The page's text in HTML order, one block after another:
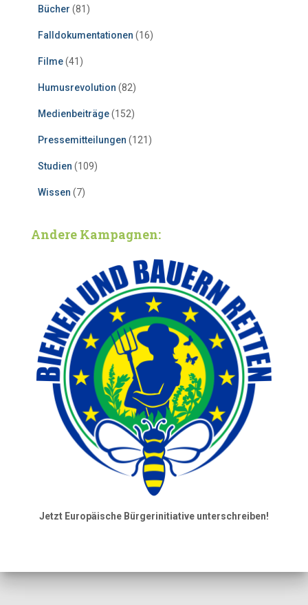
Bücher (81)
Falldokumentationen (16)
Filme(41)
Humusrevolution (82)
Medienbeiträge(152)
Pressemitteilungen (121)
Studien (109)
Wissen (7)
Andere Kampagnen:
Jetzt Europäische Bürgerinitiative unterschreiben!